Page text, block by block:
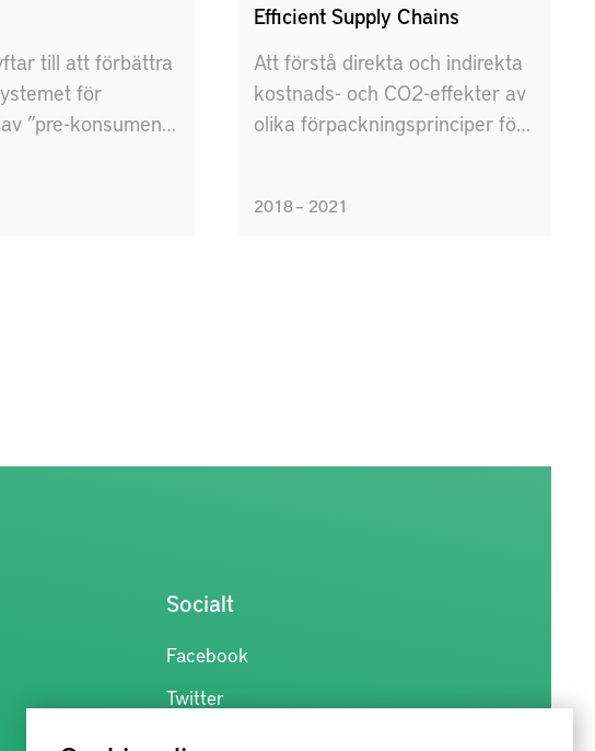
till att förbättra
för
”pre-konsument”
Efficient Supply Chains
Att förstå direkta och indirekta
kostnads- och CO2-effekter av
olika förpackningsprinciper för
2018 – 2021
Socialt
Facebook
Twitter